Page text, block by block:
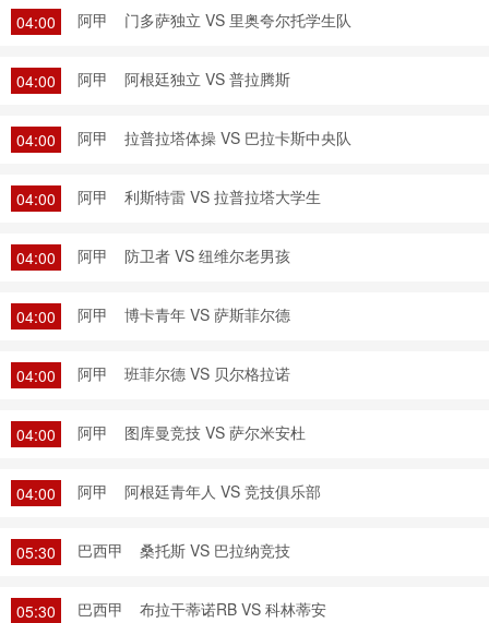
04:00 阿甲 门多萨独立 VS 里奥夸尔托学生队
04:00 阿甲 阿根廷独立 VS 普拉腾斯
04:00 阿甲 拉普拉塔体操 VS 巴拉卡斯中央队
04:00 阿甲 利斯特雷 VS 拉普拉塔大学生
04:00 阿甲 防卫者 VS 纽维尔老男孩
04:00 阿甲 博卡青年 VS 萨斯菲尔德
04:00 阿甲 班菲尔德 VS 贝尔格拉诺
04:00 阿甲 图库曼竞技 VS 萨尔米安杜
04:00 阿甲 阿根廷青年人 VS 竞技俱乐部
05:30 巴西甲 桑托斯 VS 巴拉纳竞技
05:30 巴西甲 布拉干蒂诺RB VS 科林蒂安